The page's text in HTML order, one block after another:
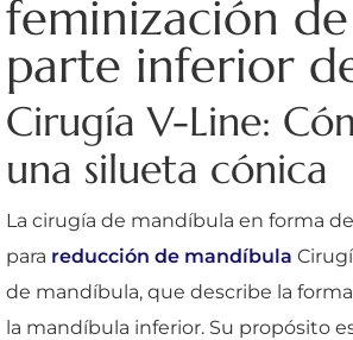
feminización
parte inferior
Cirugía V-Line:
una silueta cónica
La cirugía de mandíbula en forma
para reducción de mandíbula
de mandíbula, que describe la
la mandíbula inferior. Su propósito